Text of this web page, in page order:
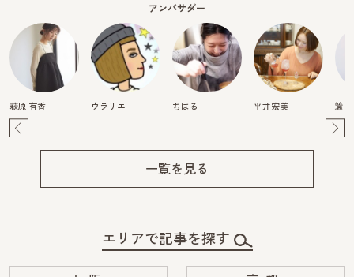
アンバサダー
萩原 有香 ウラリエ ちはる 平井宏美 簑島
一覧を見る
エリアで記事を探す